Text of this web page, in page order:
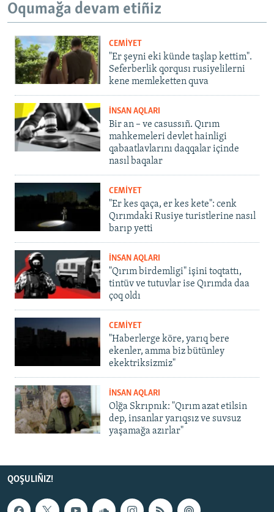
Oqumağa devam etiñiz
CEMİYET
"Er şeyni eki künde taşlap kettim".
Seferberlik qorqusı rusiyelilerni
kene memleketten quva
İNSAN AQLARI
Bir an – ve casussıñ. Qırım
mahkemeleri devlet hainligi
qabaatlavlarını daqqalar içinde
nasıl baqalar
CEMİYET
"Er kes qaça, er kes kete": cenk
Qırımdaki Rusiye turistlerine nasıl
barıp yetti
İNSAN AQLARI
"Qırım birdemligi" işini toqtattı,
tintüv ve tutuvlar ise Qırımda daa
çoq oldı
CEMİYET
"Haberlerge köre, yarıq bere
ekenler, amma biz bütünley
ekektriksizmiz"
İNSAN AQLARI
Olğa Skrıpnık: "Qırım azat etilsin
dep, insanlar yarıqsız ve suvsuz
yaşamağa azırlar"
QOŞULIÑIZ!